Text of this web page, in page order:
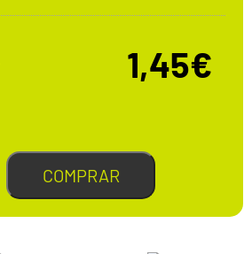
1,45€
COMPRAR